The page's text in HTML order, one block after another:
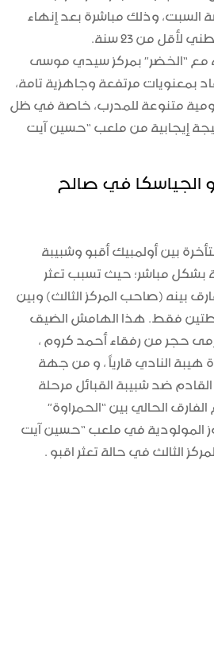
وذلك مباشرة بعد إنهاء
لأقل من 23 سنة.
مع “الخضر” بمركز سيدي موسى
بمعنويات مرتفعة وجاهزية تامة،
متنوعة للمدرب، خاصة في ظل
إيجابية من ملعب “حسين آيت
و الجياسكا في صالح
بين أولمبيك أقبو وشبيبة
بشكل مباشر؛ حيث تسبب تعثر
بينه (صاحب المركز الثالث) وبين
فقط. هذا الهامش الضيق
حجر من رفقاء أحمد كروم ،
النادي قارياً ، و من جهة
ضد شبيبة القبائل مرحلة
الحالي بين “الحمراوة”
المولودية في ملعب “حسين آيت
الثالث في حالة تعثر اقبو .